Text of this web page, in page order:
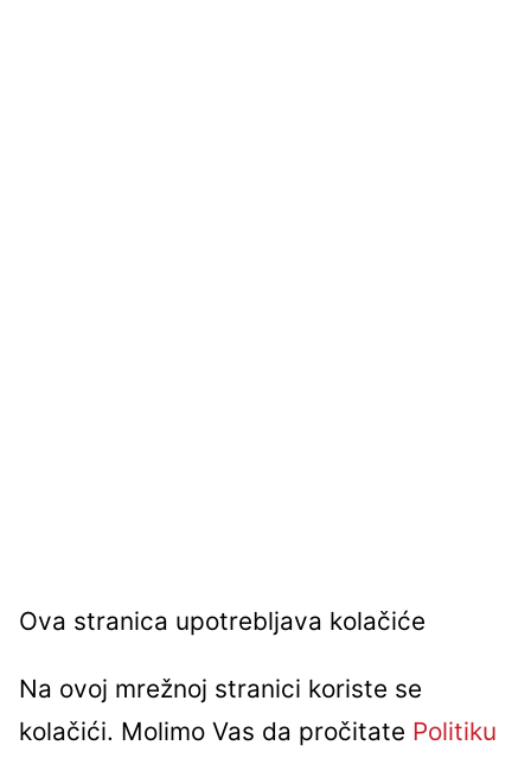
Ova stranica upotrebljava kolačiće
Na ovoj mrežnoj stranici koriste se
kolačići. Molimo Vas da pročitate Politiku